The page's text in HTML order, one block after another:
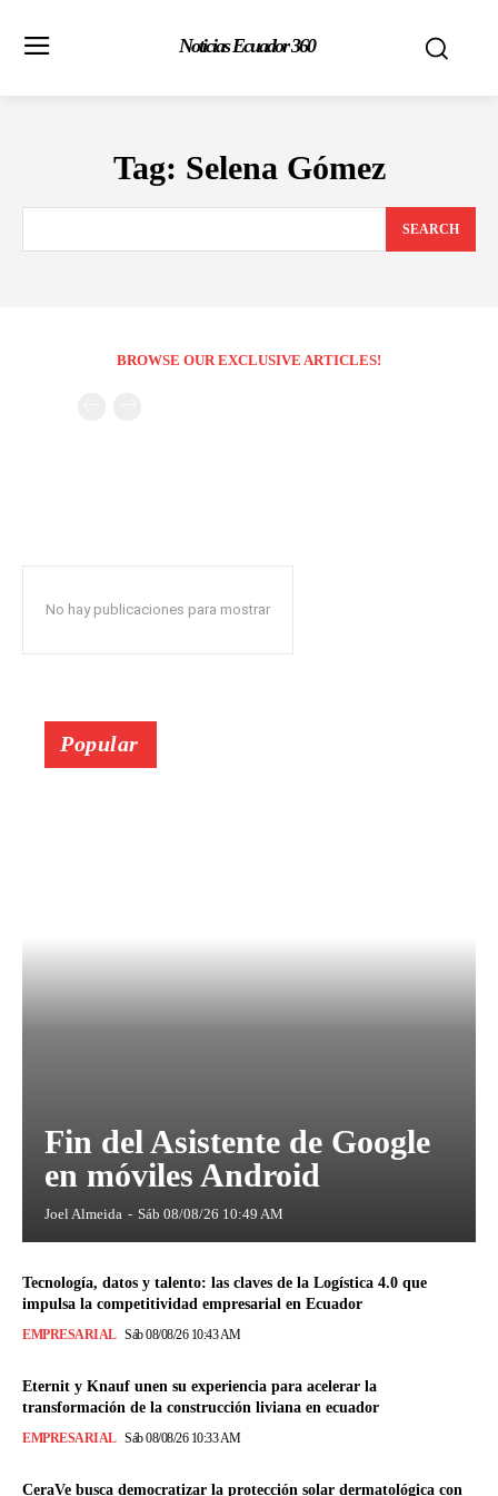
Noticias Ecuador 360
Tag: Selena Gómez
SEARCH
BROWSE OUR EXCLUSIVE ARTICLES!
No hay publicaciones para mostrar
Popular
Fin del Asistente de Google
en móviles Android
Joel Almeida - Sáb 08/08/26 10:49 AM
Tecnología, datos y talento: las claves de la Logística 4.0 que
impulsa la competitividad empresarial en Ecuador
EMPRESARIAL Sáb 08/08/26 10:43 AM
Eternit y Knauf unen su experiencia para acelerar la
transformación de la construcción liviana en ecuador
EMPRESARIAL Sáb 08/08/26 10:33 AM
CeraVe busca democratizar la protección solar dermatológica con